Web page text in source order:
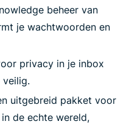
beheer van
je wachtwoorden en
privacy in je inbox
veilig.
uitgebreid pakket voor
de echte wereld,